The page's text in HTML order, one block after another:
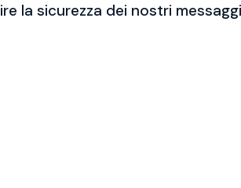
la sicurezza dei nostri